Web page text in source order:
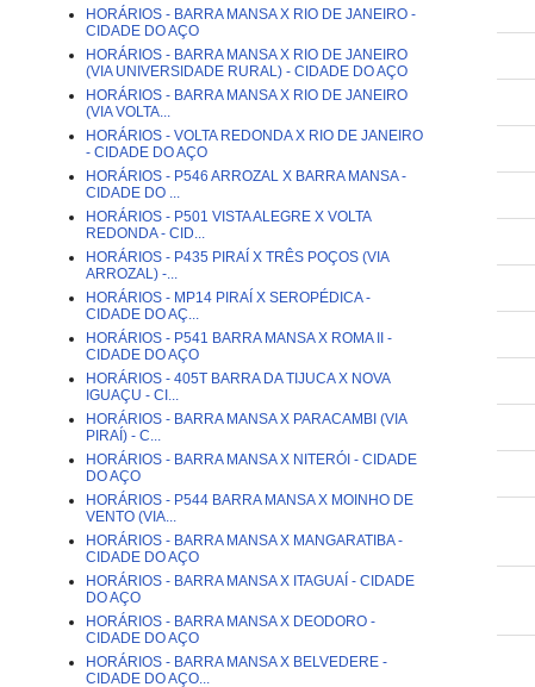
HORÁRIOS - BARRA MANSA X RIO DE JANEIRO -
CIDADE DO AÇO
HORÁRIOS - BARRA MANSA X RIO DE JANEIRO
(VIA UNIVERSIDADE RURAL) - CIDADE DO AÇO
HORÁRIOS - BARRA MANSA X RIO DE JANEIRO
(VIA VOLTA...
HORÁRIOS - VOLTA REDONDA X RIO DE JANEIRO
- CIDADE DO AÇO
HORÁRIOS - P546 ARROZAL X BARRA MANSA -
CIDADE DO ...
HORÁRIOS - P501 VISTA ALEGRE X VOLTA
REDONDA - CID...
HORÁRIOS - P435 PIRAÍ X TRÊS POÇOS (VIA
ARROZAL) -...
HORÁRIOS - MP14 PIRAÍ X SEROPÉDICA -
CIDADE DO AÇ...
HORÁRIOS - P541 BARRA MANSA X ROMA II -
CIDADE DO AÇO
HORÁRIOS - 405T BARRA DA TIJUCA X NOVA
IGUAÇU - CI...
HORÁRIOS - BARRA MANSA X PARACAMBI (VIA
PIRAÍ) - C...
HORÁRIOS - BARRA MANSA X NITERÓI - CIDADE
DO AÇO
HORÁRIOS - P544 BARRA MANSA X MOINHO DE
VENTO (VIA...
HORÁRIOS - BARRA MANSA X MANGARATIBA -
CIDADE DO AÇO
HORÁRIOS - BARRA MANSA X ITAGUAÍ - CIDADE
DO AÇO
HORÁRIOS - BARRA MANSA X DEODORO -
CIDADE DO AÇO
HORÁRIOS - BARRA MANSA X BELVEDERE -
CIDADE DO AÇO...